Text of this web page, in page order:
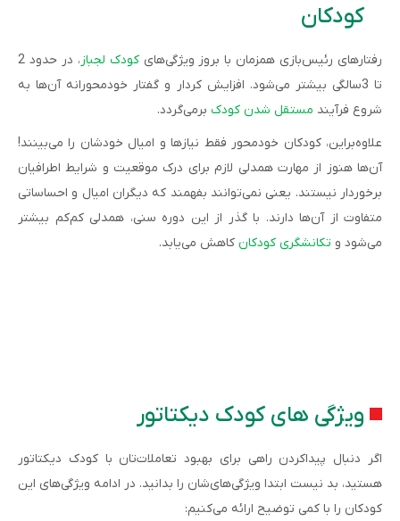
کودکان
رفتارهای رئیس‌بازی همزمان با بروز ویژگی‌هایکودک لجباز
، در حدود 2
تا 3سالگی بیشتر می‌شود. افزایش کردار و گفتار خودمحورانه آن‌‌ها به
شروع فرآیند مستقل شدن کودک برمی‌گردد.
علاوه‌براین، کودکان خودمحور فقط نیازها و امیال خودشان را می‌بینند!
آن‌ها هنوز از مهارت همدلی لازم برای درک موقعیت و شرایط اطرافیان
برخوردار نیستند. یعنی نمی‌توانند بفهمند که دیگران امیال و احساساتی
متفاوت از آن‌ها دارند. با گذر از این دوره سنی، همدلی کم‌کم بیشتر
می‌شود و تکانشگری کودکان کاهش می‌یابد.
ویژگی های کودک دیکتاتور
اگر دنبال پیداکردن راهی برای بهبود تعاملات‌تان با کودک دیکتاتور
هستید، بد نیست ابتدا ویژگی‌های‌شان را بدانید. در ادامه ویژگی‌های این
کودکان را با کمی توضیح ارائه می‌کنیم: